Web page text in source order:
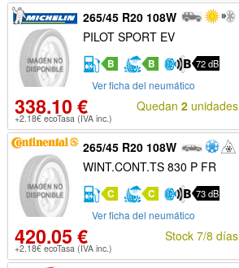
265/45 R20 108W
PILOT SPORT EV
B B 72 dB
Ver ficha del neumático
338.10 €
+2.18€ ecoTasa (IVA inc.)
Quedan 2unidades
265/45 R20 108W
WINT.CONT.TS 830 P FR
C C 73 dB
Ver ficha del neumático
420.05 €
+2.18€ ecoTasa (IVA inc.)
Stock 7/8 días